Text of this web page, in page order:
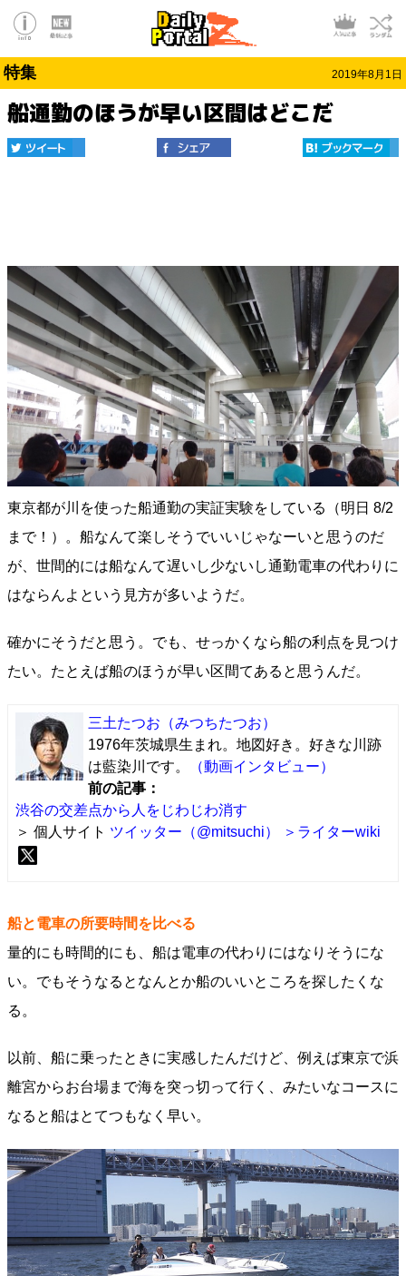
特集 2019年8月1日
船通勤のほうが早い区間はどこだ
東京都が川を使った船通勤の実証実験をしている（明日 8/2
まで！）。船なんて楽しそうでいいじゃなーいと思うのだ
が、世間的には船なんて遅いし少ないし通勤電車の代わりに
はならんよという見方が多いようだ。
確かにそうだと思う。でも、せっかくなら船の利点を見つけ
たい。たとえば船のほうが早い区間てあると思うんだ。
三土たつお （みつちたつお）
1976年茨城県生まれ。地図好き。好きな川跡
は藍染川です。
（動画インタビュー）
前の記事：
渋谷の交差点から人をじわじわ消す
＞ 個人サイト ツイッター（@mitsuchi） ＞ライターwiki
船と電車の所要時間を比べる
量的にも時間的にも、船は電車の代わりにはなりそうにな
い。でもそうなるとなんとか船のいいところを探したくな
る。
以前、船に乗ったときに実感したんだけど、例えば東京で浜
離宮からお台場まで海を突っ切って行く、みたいなコースに
なると船はとてつもなく早い。